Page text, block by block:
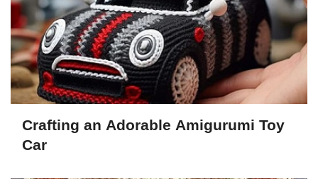
Crafting an Adorable Amigurumi Toy
Car